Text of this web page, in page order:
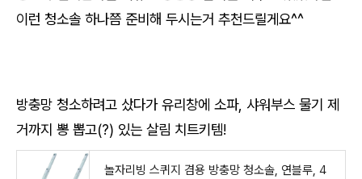
이런 청소솔 하나쯤 준비해 두시는거 추천드릴게요^^
방충망 청소하려고 샀다가 유리창에 소파, 샤워부스 물기 제
거까지 뽕 뽑고(?) 있는 살림 치트키템!
놀자리빙 스퀴지 겸용 방충망 청소솔, 연블루, 4